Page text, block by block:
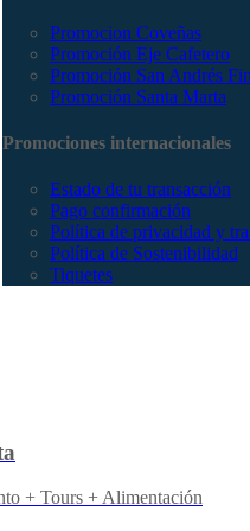
Promocion Coveñas
Promoción Eje Cafetero
Promoción San Andrés
Promoción Santa Marta
Promociones internacionales
Estado de tu transacción
Pago confirmación
Política de privacidad y
Política de Sostenibilidad
Tiquetes
+ Tours + Alimentación